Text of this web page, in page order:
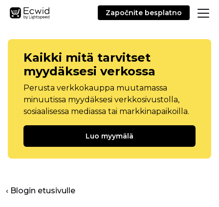
Započnite besplatno
Kaikki mitä tarvitset
myydäksesi verkossa
Perusta verkkokauppa muutamassa
minuutissa myydäksesi verkkosivustolla,
sosiaalisessa mediassa tai markkinapaikoilla.
Luo myymälä
‹ Blogin etusivulle